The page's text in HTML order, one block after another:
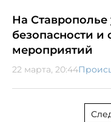
На
безопасности и
мероприятий
22 марта, 20:44